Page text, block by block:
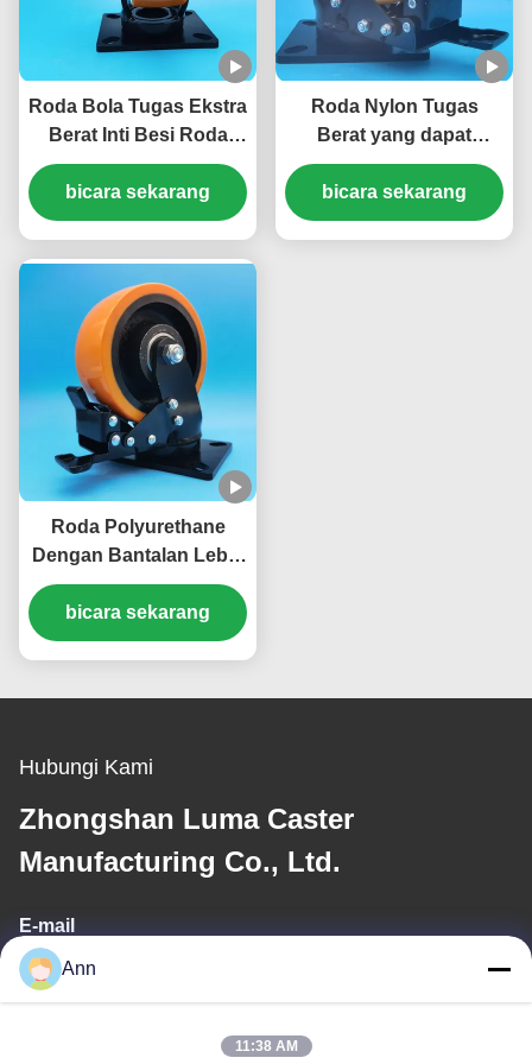
Roda Bola Tugas Ekstra
Berat Inti Besi Roda
Baja Pelat Baja Tunggal
5" Roda Bergerak yang
Dapat Dikunci Sekrup
bicara sekarang
Roda Nylon Tugas
Berat yang dapat
dikunci Supper Roda
Tugas Berat Ekstra
Roda Bola Roda Besi
bicara sekarang
Roda Polyurethane
Dengan Bantalan Lebih
Besar Extra Heavy Duty
Ball Caster Roda Baja
Singel 6 "Plat Castors
bicara sekarang
Hubungi Kami
Zhongshan Luma Caster
Manufacturing Co., Ltd.
E-mail
ann@industrialwheelcasters.com
Ann
11:38 AM